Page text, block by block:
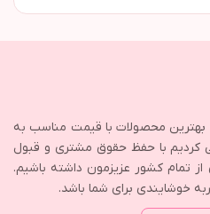
بهترین محصولات با قیمت مناسب به
کردیم با حفظ حقوق مشتری و قبول
تمام کشور عزیزمون داشته باشیم.
خوشایندی برای شما باشد.